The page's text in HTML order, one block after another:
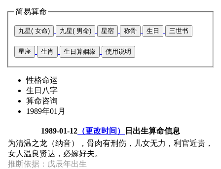
简易算命
九星( 女命) 九星( 男命) 星宿 称骨 生日 三世书
星座 生肖 生日算姻缘 使用说明
性格命运
生日八字
算命咨询
1989年01月
1989-01-12 （更改时间）
日出生算命信息
为清温之龙（纳音），骨肉有刑伤，儿女无力，利官近贵，
女人温良贤达，必嫁好夫。
推断依据：戊辰年出生